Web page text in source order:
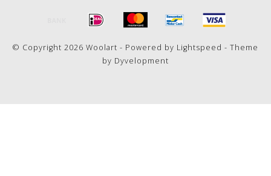
© Copyright 2026 Woolart - Powered by Lightspeed - Theme
by Dyvelopment